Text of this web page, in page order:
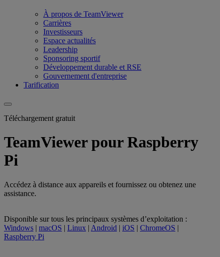
À propos de TeamViewer
Carrières
Investisseurs
Espace actualités
Leadership
Sponsoring sportif
Développement durable et RSE
Gouvernement d'entreprise
Tarification
Téléchargement gratuit
TeamViewer pour Raspberry
Pi
Accédez à distance aux appareils et fournissez ou obtenez une
assistance.
Disponible sur tous les principaux systèmes d’exploitation :
Windows | macOS | Linux | Android | iOS | ChromeOS |
Raspberry Pi